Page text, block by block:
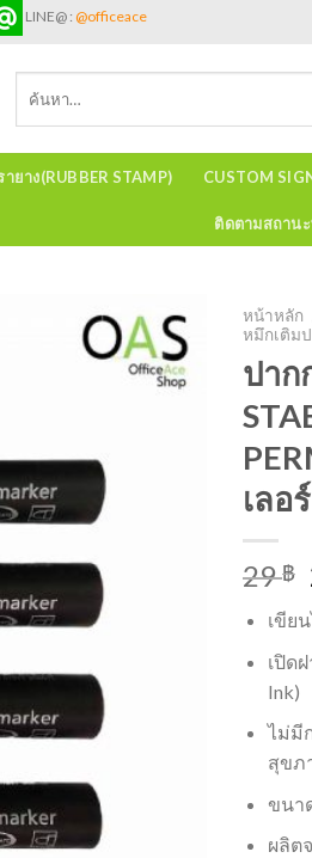
LINE@ : @officeace
ายาง(RUBBER STAMP) CUSTOM
ติดตามสถาน
หน้าหลัก
หมึกเติม
ปาก
เลอ
29฿
เขีย
เปิด
Ink)
ไม่มี
สุขภ
ขนา
ผลิต